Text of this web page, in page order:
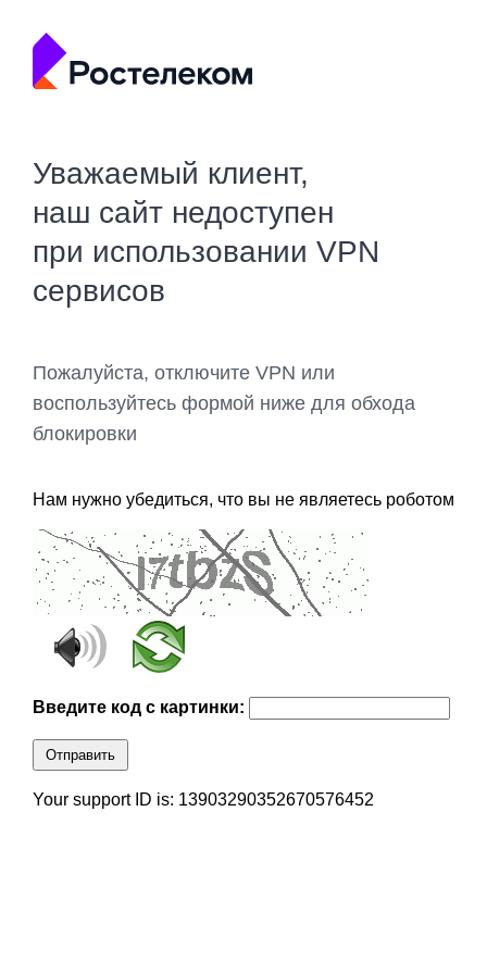
Уважаемый клиент,
наш сайт недоступен
при использовании VPN
сервисов
Пожалуйста, отключите VPN или
воспользуйтесь формой ниже для обхода
блокировки
Нам нужно убедиться, что вы не являетесь роботом
Введите код с картинки:
Отправить
Your support ID is: 13903290352670576452